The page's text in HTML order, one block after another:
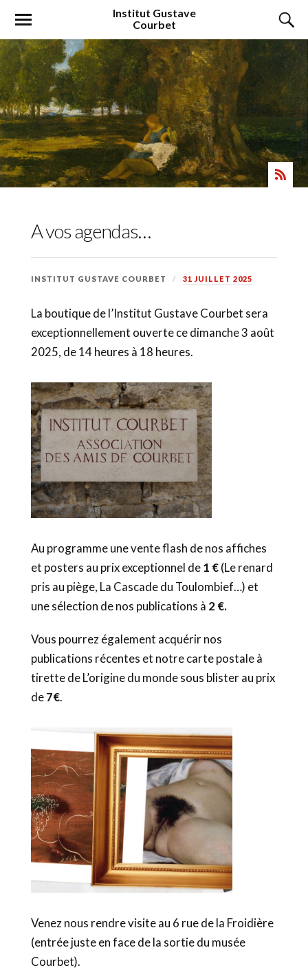
Institut Gustave
Courbet
A vos agendas…
INSTITUT GUSTAVE COURBET 31 JUILLET 2025
La boutique de l’Institut Gustave Courbet sera
exceptionnellement ouverte ce dimanche 3 août
2025, de 14 heures à 18 heures.
Au programme une vente flash de nos affiches
et posters au prix exceptionnel de1 €(Le renard
pris au piège, La Cascade du Toulombief…) et
une sélection de nos publications à 2 €.
Vous pourrez également acquérir nos
publications récentes et notre carte postale à
tirette de L’origine du monde sous blister au prix
de7€.
Venez nous rendre visite au 6 rue de la Froidière
(entrée juste en face de la sortie du musée
Courbet).